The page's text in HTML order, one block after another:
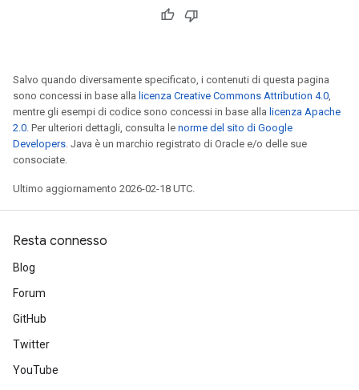
Salvo quando diversamente specificato, i contenuti di questa pagina
sono concessi in base alla licenza Creative Commons Attribution 4.0,
mentre gli esempi di codice sono concessi in base alla licenza Apache
2.0. Per ulteriori dettagli, consulta le norme del sito di Google
Developers. Java è un marchio registrato di Oracle e/o delle sue
consociate.
Ultimo aggiornamento 2026-02-18 UTC.
Resta connesso
Blog
Forum
GitHub
Twitter
YouTube